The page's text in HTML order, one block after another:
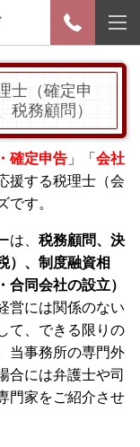
士（確定申
税務顧問）
確定申告 」「 会社
援する税理士（会
です。
は、 税務顧問、決
）、制度融資相
同会社の設立）
営には関係のない
て、できる限りの
当事務所の専門外
合には弁護士や司
門家をご紹介させ